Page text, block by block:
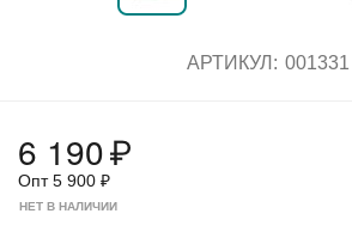
АРТИКУЛ: 001331
6 190₽
Опт5 900 ₽
НЕТ В НАЛИЧИИ